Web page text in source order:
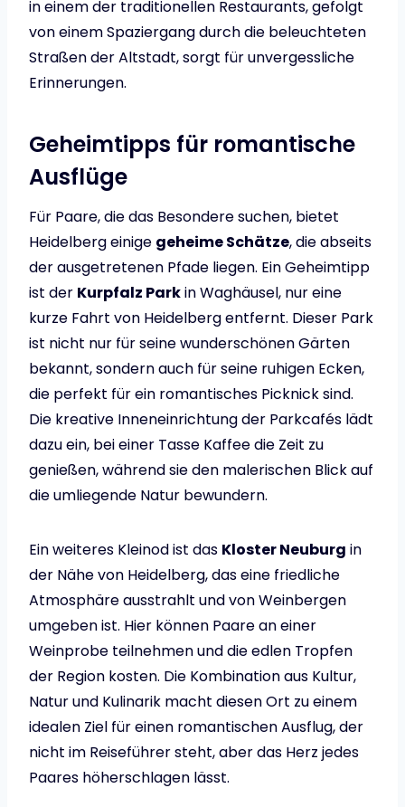
in einem der traditionellen Restaurants, gefolgt
von einem Spaziergang durch die beleuchteten
Straßen der Altstadt, sorgt für unvergessliche
Erinnerungen.
Geheimtipps für romantische
Ausflüge
Für Paare, die das Besondere suchen, bietet
Heidelberg einige geheime Schätze, die abseits
der ausgetretenen Pfade liegen. Ein Geheimtipp
ist der Kurpfalz Parkin Waghäusel, nur eine
kurze Fahrt von Heidelberg entfernt. Dieser Park
ist nicht nur für seine wunderschönen Gärten
bekannt, sondern auch für seine ruhigen Ecken,
die perfekt für ein romantisches Picknick sind.
Die kreative Inneneinrichtung der Parkcafés lädt
dazu ein, bei einer Tasse Kaffee die Zeit zu
genießen, während sie den malerischen Blick auf
die umliegende Natur bewundern.
Ein weiteres Kleinod ist das Kloster Neuburg in
der Nähe von Heidelberg, das eine friedliche
Atmosphäre ausstrahlt und von Weinbergen
umgeben ist. Hier können Paare an einer
Weinprobe teilnehmen und die edlen Tropfen
der Region kosten. Die Kombination aus Kultur,
Natur und Kulinarik macht diesen Ort zu einem
idealen Ziel für einen romantischen Ausflug, der
nicht im Reiseführer steht, aber das Herz jedes
Paares höherschlagen lässt.